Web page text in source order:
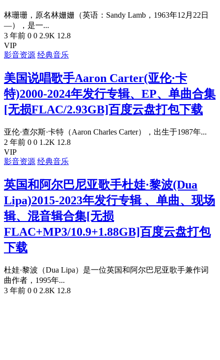
林珊珊，原名林姗姗（英语：Sandy Lamb，1963年12月22日
—），是一...
3 年前 0 0 2.9K 12.8
VIP
影音资源 经典音乐
美国说唱歌手Aaron Carter(亚伦·卡
特)2000-2024年发行专辑、EP、单曲合集
[无损FLAC/2.93GB]百度云盘打包下载
亚伦·查尔斯·卡特（Aaron Charles Carter），出生于1987年...
2 年前 0 0 1.2K 12.8
VIP
影音资源 经典音乐
英国和阿尔巴尼亚歌手杜娃·黎波(Dua
Lipa)2015-2023年发行专辑 、单曲、现场
辑、混音辑合集[无损
FLAC+MP3/10.9+1.88GB]百度云盘打包
下载
杜娃·黎波（Dua Lipa）是一位英国和阿尔巴尼亚歌手兼作词
曲作者，1995年...
3 年前 0 0 2.8K 12.8